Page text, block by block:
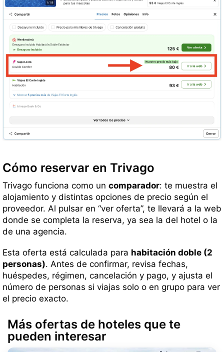
Cómo reservar en Trivago
Trivago funciona como un comparador: te muestra el
alojamiento y distintas opciones de precio según el
proveedor. Al pulsar en “ver oferta”, te llevará a la web
donde se completa la reserva, ya sea la del hotel o la
de una agencia.
Esta oferta está calculada para habitación doble (2
personas). Antes de confirmar, revisa fechas,
huéspedes, régimen, cancelación y pago, y ajusta el
número de personas si viajas solo o en grupo para ver
el precio exacto.
Más ofertas de hoteles que te
pueden interesar